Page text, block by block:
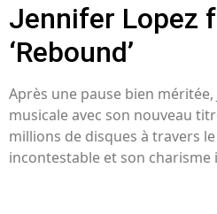
Jennifer Lopez
‘Rebound’
Après une pause bien
musicale avec son nouveau
millions de disques à travers
incontestable et son charisme